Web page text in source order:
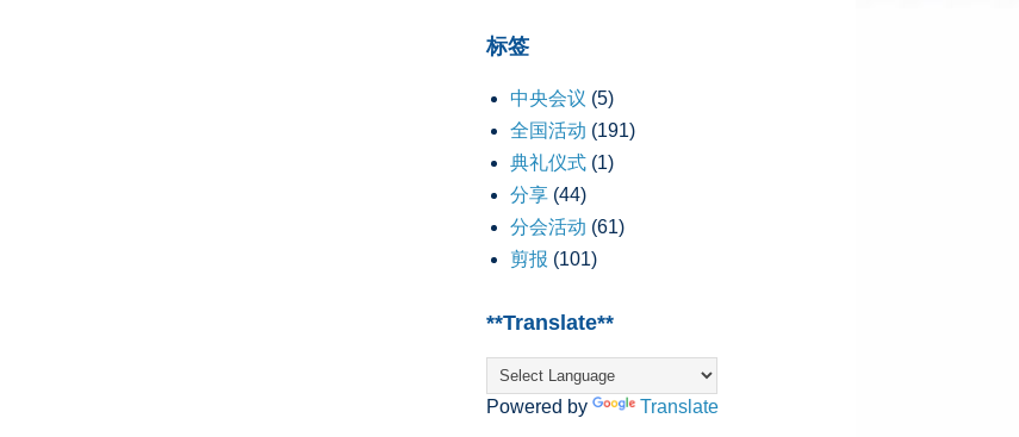
标签
中央会议 (5)
全国活动 (191)
典礼仪式 (1)
分享 (44)
分会活动 (61)
剪报 (101)
**Translate**
Powered by Translate